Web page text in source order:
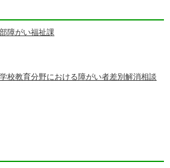
障がい福祉課
校教育分野における障がい者差別解消相談